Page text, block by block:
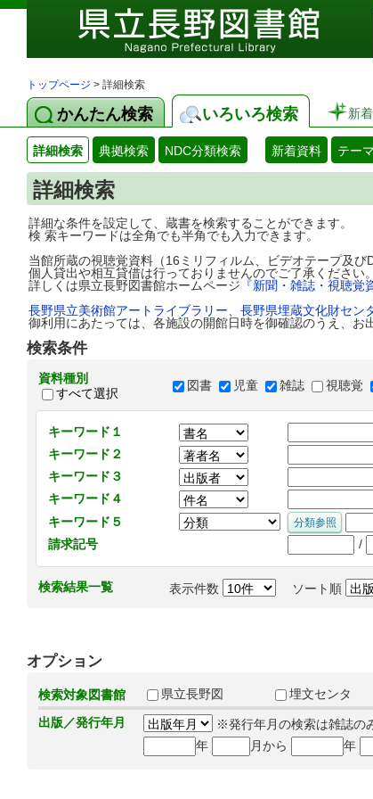
トップページ > 詳細検索
かんたん検索 いろいろ検索 新
詳細検索 典拠検索 NDC分類検索 新着資料 テー
詳細検索
詳細な条件を設定して、蔵書を検索することができます。
検 索キーワードは全角でも半角でも入力できます。
当館所蔵の視聴覚資料（16ミリフィルム、ビデオテープ及
個人貸出や相互貸借は行っておりませんのでご了承ください。
詳しくは県立長野図書館ホームページ 『新聞・雑誌・視聴覚
長野県立美術館アートライブラリー
長野県埋蔵文化財セン
御利用にあたっては、各施設の開館日時を御確認のうえ、お
検索条件
資料種別
すべて選択
図書 児童 雑誌 視聴覚
キーワード１
キーワード２
キーワード３
キーワード４
キーワード５
請求記号
/
検索結果一覧 表示件数 ソート順
オプション
検索対象図書館 県立長野図 埋文センタ
出版／発行年月
※発行年月の検索は雑誌の
年
月から 年